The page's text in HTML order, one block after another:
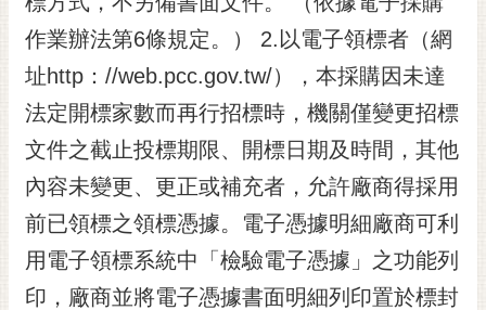
作業辦法第6條規定。） 2.以電子領標者（網
址http：//web.pcc.gov.tw/），本採購因未達
法定開標家數而再行招標時，機關僅變更招標
文件之截止投標期限、開標日期及時間，其他
內容未變更、更正或補充者，允許廠商得採用
前已領標之領標憑據。電子憑據明細廠商可利
用電子領標系統中「檢驗電子憑據」之功能列
印，廠商並將電子憑據書面明細列印置於標封